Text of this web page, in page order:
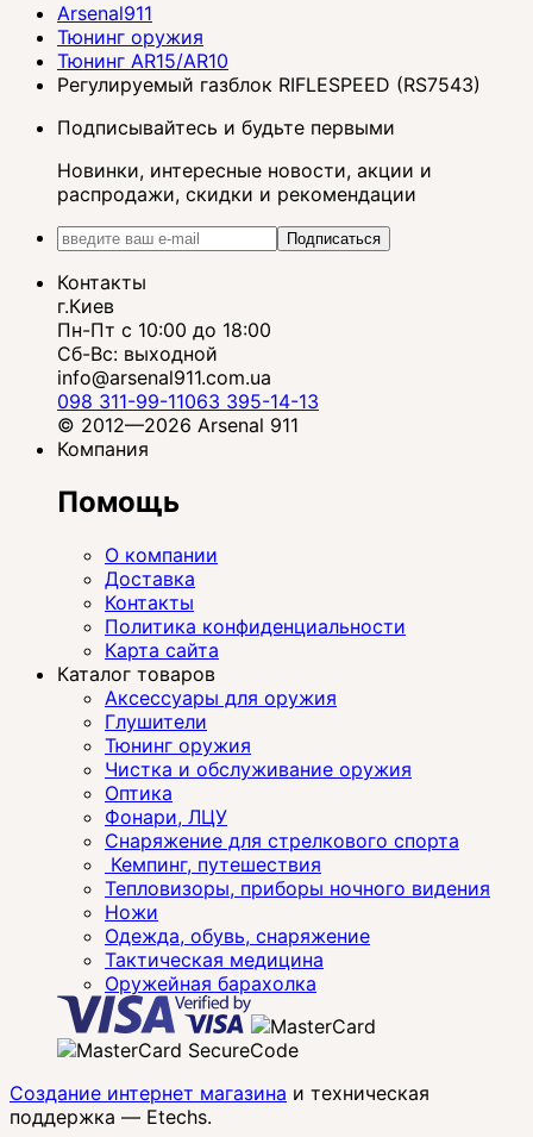
Arsenal911
Тюнинг оружия
Тюнинг AR15/AR10
Регулируемый газблок RIFLESPEED (RS7543)
Подписывайтесь и будьте первыми
Новинки, интересные новости, акции и
распродажи, скидки и рекомендации
Подписаться
Контакты
г.Киев
Пн-Пт с 10:00 до 18:00
Сб-Вс: выходной
info@arsenal911.com.ua
098 311-99-11063 395-14-13
© 2012—2026 Arsenal 911
Компания
Помощь
О компании
Доставка
Контакты
Политика конфиденциальности
Карта сайта
Каталог товаров
Аксессуары для оружия
Глушители
Тюнинг оружия
Чистка и обслуживание оружия
Оптика
Фонари, ЛЦУ
Снаряжение для стрелкового спорта
Кемпинг, путешествия
Тепловизоры, приборы ночного видения
Ножи
Одежда, обувь, снаряжение
Тактическая медицина
Оружейная барахолка
Создание интернет магазина и техническая
поддержка — Etechs.